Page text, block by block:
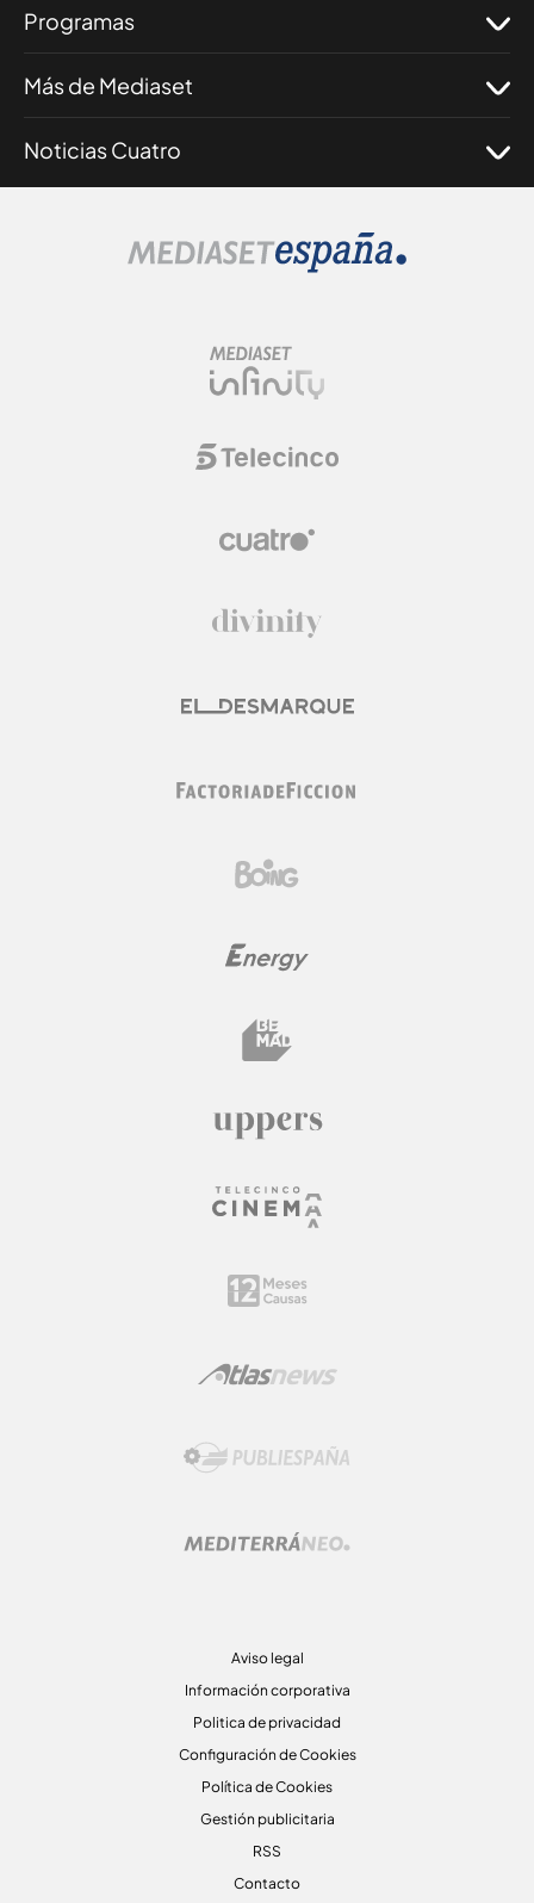
Programas
Más de Mediaset
Noticias Cuatro
Aviso legal
Información corporativa
Politica de privacidad
Configuración de Cookies
Política de Cookies
Gestión publicitaria
RSS
Contacto